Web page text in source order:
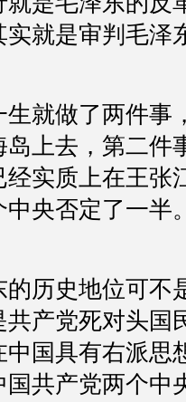
就是审判毛泽
就做了两件事
上去，第二件
实质上在王张
央否定了一半
历史地位可不
产党死对头国
国具有右派思
共产党两个中